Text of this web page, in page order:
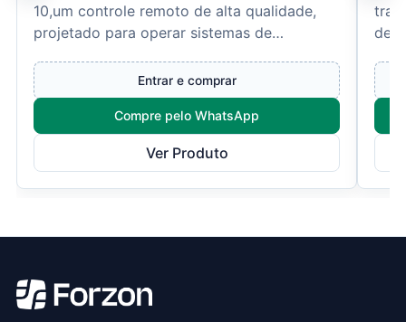
10,um controle remoto de alta qualidade,
projetado para operar sistemas de
Entrar e comprar
Compre pelo WhatsApp
Ver Produto